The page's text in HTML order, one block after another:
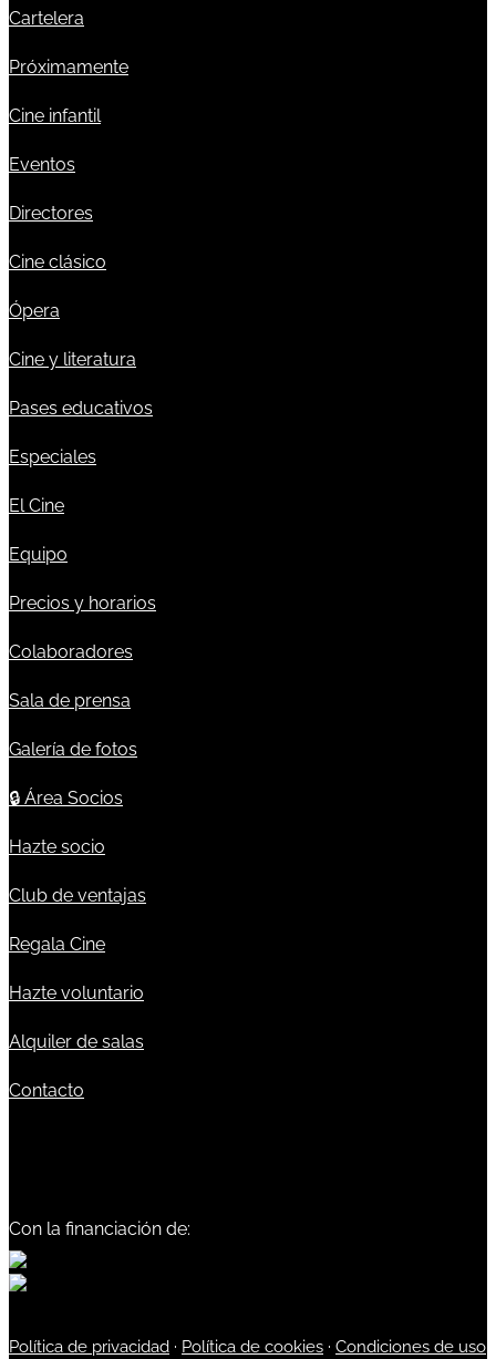
Cartelera
Próximamente
Cine infantil
Eventos
Directores
Cine clásico
Ópera
Cine y literatura
Pases educativos
Especiales
El Cine
Equipo
Precios y horarios
Colaboradores
Sala de prensa
Galería de fotos
🔒 Área Socios
Hazte socio
Club de ventajas
Regala Cine
Hazte voluntario
Alquiler de salas
Contacto
Con la financiación de:
Política de privacidad · Política de cookies · Condiciones de uso